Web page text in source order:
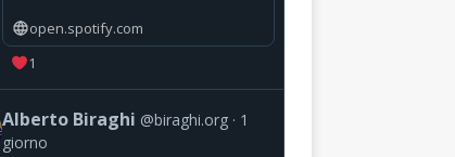
open.spotify.com
1
Alberto Biraghi @biraghi.org
1
giorno